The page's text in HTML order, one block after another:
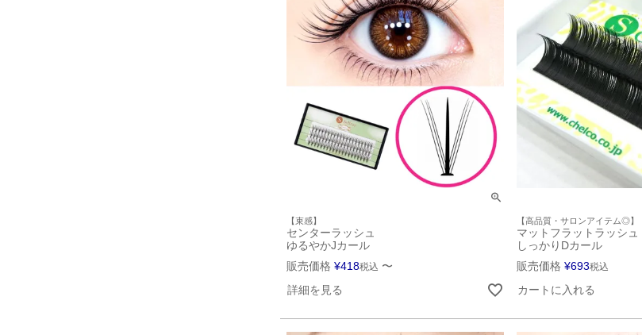
【束感】
センターラッシュ
ゆるやかJカール
販売価格 ¥418税込 〜
詳細を見る
【高品質・サロンアイテム◎】
マットフラットラッシュ
しっかりDカール
販売価格 ¥693税込
カートに入れる